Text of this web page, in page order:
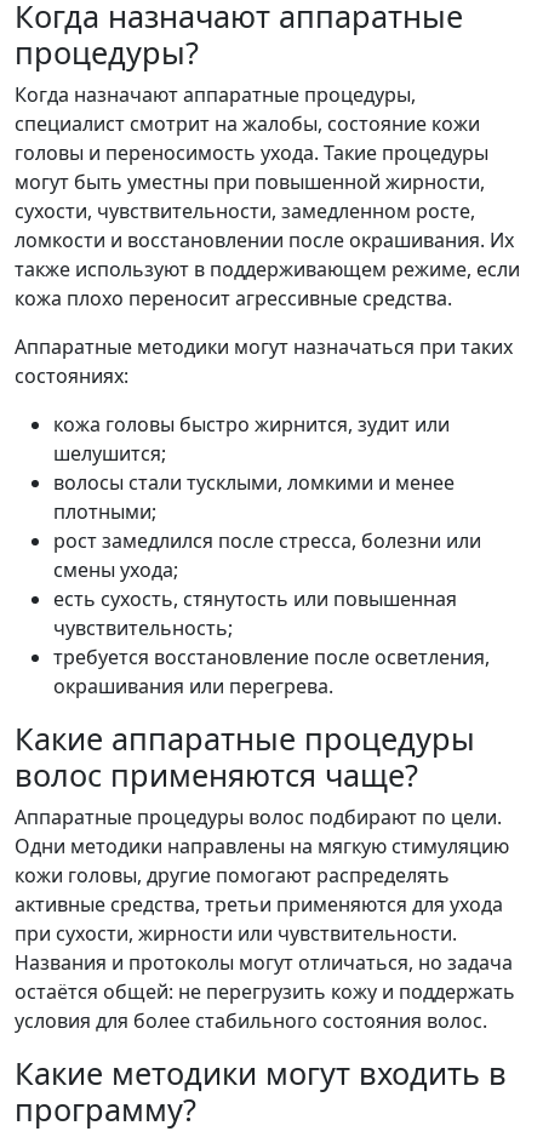
Когда назначают аппаратные
процедуры?
Когда назначают аппаратные процедуры,
специалист смотрит на жалобы, состояние кожи
головы и переносимость ухода. Такие процедуры
могут быть уместны при повышенной жирности,
сухости, чувствительности, замедленном росте,
ломкости и восстановлении после окрашивания. Их
также используют в поддерживающем режиме, если
кожа плохо переносит агрессивные средства.
Аппаратные методики могут назначаться при таких
состояниях:
кожа головы быстро жирнится, зудит или
шелушится;
волосы стали тусклыми, ломкими и менее
плотными;
рост замедлился после стресса, болезни или
смены ухода;
есть сухость, стянутость или повышенная
чувствительность;
требуется восстановление после осветления,
окрашивания или перегрева.
Какие аппаратные процедуры
волос применяются чаще?
Аппаратные процедуры волос подбирают по цели.
Одни методики направлены на мягкую стимуляцию
кожи головы, другие помогают распределять
активные средства, третьи применяются для ухода
при сухости, жирности или чувствительности.
Названия и протоколы могут отличаться, но задача
остаётся общей: не перегрузить кожу и поддержать
условия для более стабильного состояния волос.
Какие методики могут входить в
программу?